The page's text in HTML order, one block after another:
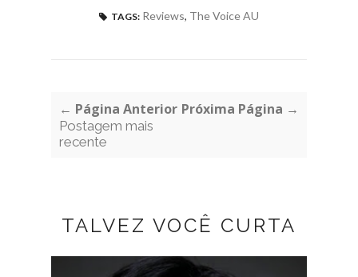
TAGS: Reviews, The Voice AU
← Página Anterior
Postagem mais
recente
Próxima Página →
TALVEZ VOCÊ CURTA